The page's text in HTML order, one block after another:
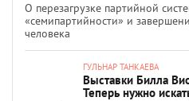
О перезагрузке партийной
«семипартийности» и
человека
ГУЛЬНАР ТАНКАЕВА
Выставки Билла
Теперь нужно